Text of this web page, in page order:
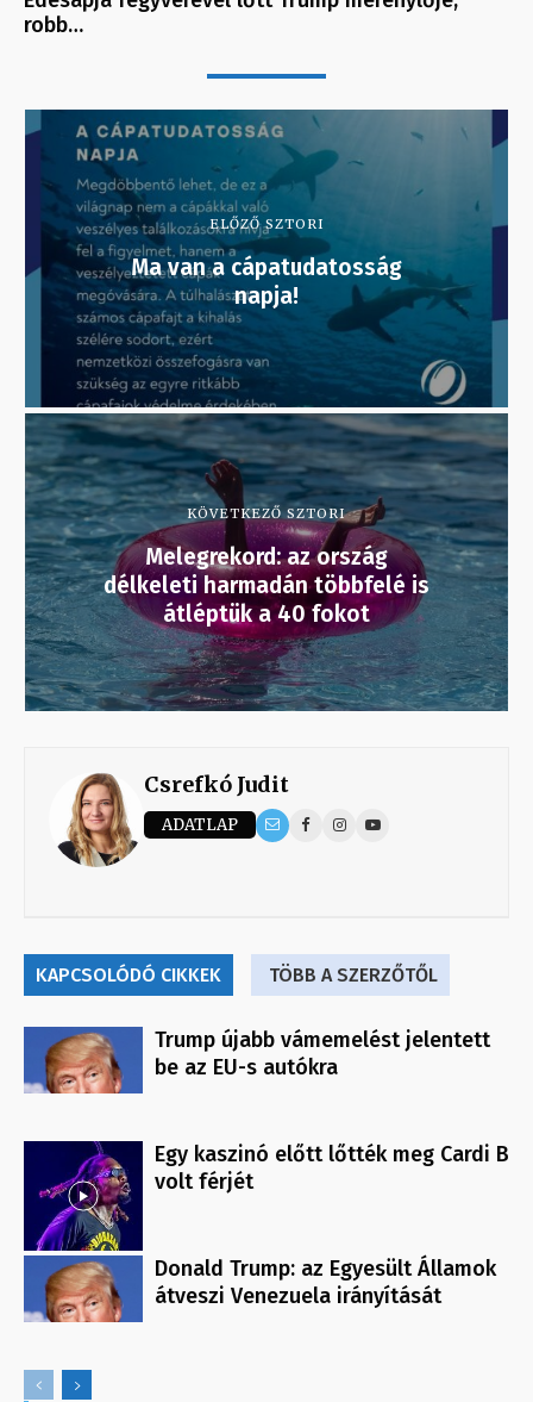
robb…
ELŐZŐ SZTORI
Ma van a cápatudatosság
napja!
KÖVETKEZŐ SZTORI
Melegrekord: az ország
délkeleti harmadán többfelé is
átléptük a 40 fokot
Csrefkó Judit
ADATLAP
KAPCSOLÓDÓ CIKKEK TÖBB A SZERZŐTŐL
Trump újabb vámemelést jelentett
be az EU-s autókra
Egy kaszinó előtt lőtték meg Cardi B
volt férjét
Donald Trump: az Egyesült Államok
átveszi Venezuela irányítását